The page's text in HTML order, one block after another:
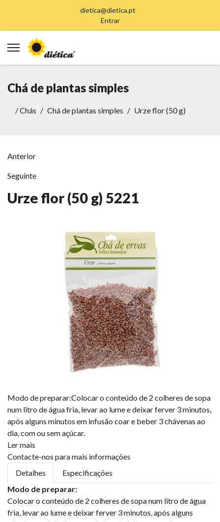
dietica@dietica.pt
Entrar
Chá de plantas simples
/Chás Chá de plantas simples Urze flor (50 g)
Anterior
Seguinte
Urze flor (50 g) 5221
Modo de preparar:Colocar o conteúdo de 2 colheres de sopa
num litro de água fria, levar ao lume e deixar ferver 3 minutos,
após alguns minutos em infusão coar e beber 3 chávenas ao
dia, com ou sem açúcar.
Ler mais
Contacte-nos para mais informações
Detalhes
Especificações
Modo de preparar:
Colocar o conteúdo de 2 colheres de sopa num litro de água
fria, levar ao lume e deixar ferver 3 minutos, após alguns